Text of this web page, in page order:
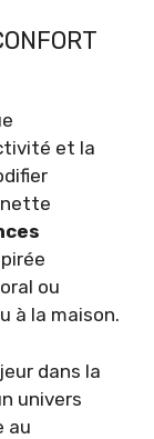
et la
ou
à la maison.
dans la
univers
au